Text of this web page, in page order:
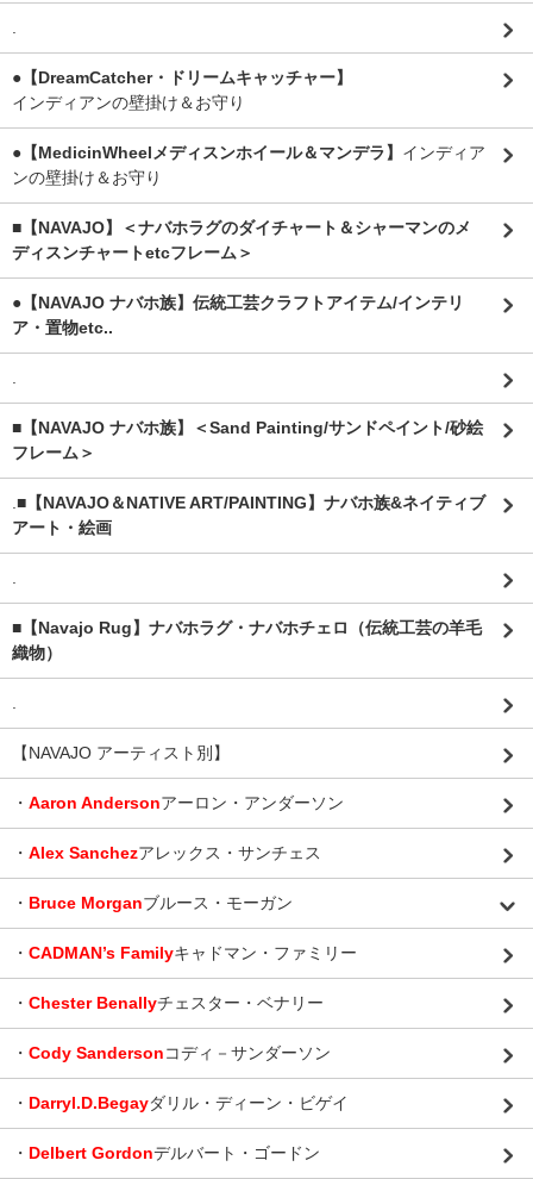
●【DreamCatcher・ドリームキャッチャー】
インディアンの壁掛け＆お守り
●【MedicinWheelメディスンホイール＆マンデラ】 インディア
ンの壁掛け＆お守り
■【NAVAJO】＜ナバホラグのダイチャート＆シャーマンのメ
ディスンチャートetcフレーム＞
●【NAVAJO ナバホ族】伝統工芸クラフトアイテム/インテリ
ア・置物etc..
■【NAVAJO ナバホ族】＜Sand Painting/サンドペイント/砂絵
フレーム＞
■【NAVAJO＆NATIVE ART/PAINTING】ナバホ族&ネイティブ
アート・絵画
■【Navajo Rug】ナバホラグ・ナバホチェロ（伝統工芸の羊毛
織物）
【NAVAJO アーティスト別】
・ Aaron Andersonアーロン・アンダーソン
・ Alex Sanchezアレックス・サンチェス
・ Bruce Morganブルース・モーガン
・ CADMAN’s Familyキャドマン・ファミリー
・ Chester Benallyチェスター・ベナリー
・ Cody Sandersonコディ－サンダーソン
・ Darryl.D.Begayダリル・ディーン・ビゲイ
・ Delbert Gordonデルバート・ゴードン